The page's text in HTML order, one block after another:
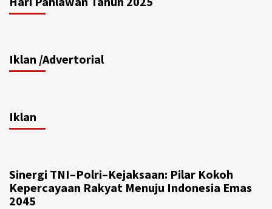
Iklan /Advertorial
Iklan
Sinergi TNI–Polri–Kejaksaan: Pilar Kokoh
Kepercayaan Rakyat Menuju Indonesia Emas
2045